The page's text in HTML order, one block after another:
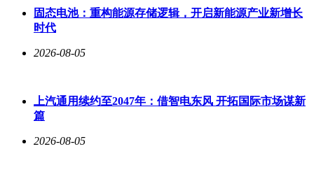
底盘等技术逐步量产，红旗正以天工子品牌为支点，撬动全球
科技汽车市场的新格局，让中国智造成为潮流的代名词。
固态电池：重构能源存储逻辑，开启新能源产业新增长
时代
2026-08-05
上汽通用续约至2047年：借智电东风 开拓国际市场谋新
篇
2026-08-05